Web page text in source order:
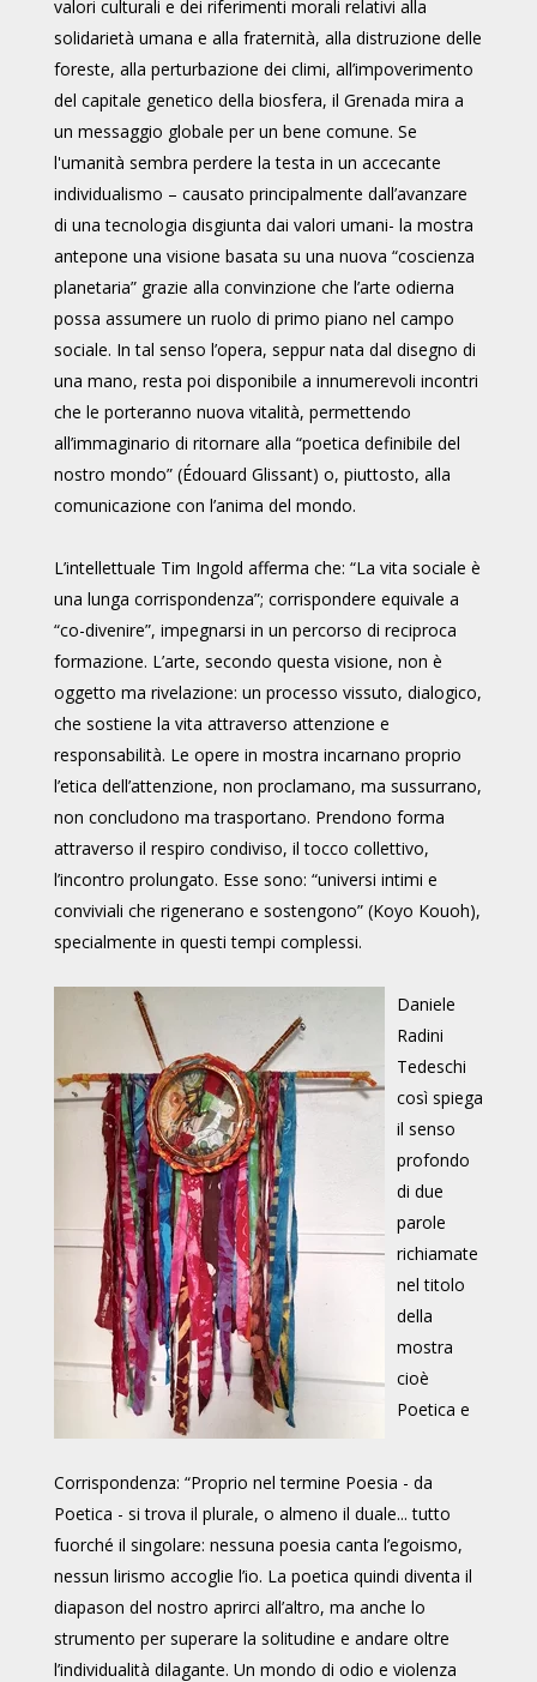
valori culturali e dei riferimenti morali relativi alla
solidarietà umana e alla fraternità, alla distruzione delle
foreste, alla perturbazione dei climi, all’impoverimento
del capitale genetico della biosfera, il Grenada mira a
un messaggio globale per un bene comune. Se
l'umanità sembra perdere la testa in un accecante
individualismo – causato principalmente dall’avanzare
di una tecnologia disgiunta dai valori umani- la mostra
antepone una visione basata su una nuova “coscienza
planetaria” grazie alla convinzione che l’arte odierna
possa assumere un ruolo di primo piano nel campo
sociale. In tal senso l’opera, seppur nata dal disegno di
una mano, resta poi disponibile a innumerevoli incontri
che le porteranno nuova vitalità, permettendo
all’immaginario di ritornare alla “poetica definibile del
nostro mondo” (Édouard Glissant) o, piuttosto, alla
comunicazione con l’anima del mondo.
L’intellettuale Tim Ingold afferma che: “La vita sociale è
una lunga corrispondenza”; corrispondere equivale a
“co-divenire”, impegnarsi in un percorso di reciproca
formazione. L’arte, secondo questa visione, non è
oggetto ma rivelazione: un processo vissuto, dialogico,
che sostiene la vita attraverso attenzione e
responsabilità. Le opere in mostra incarnano proprio
l’etica dell’attenzione, non proclamano, ma sussurrano,
non concludono ma trasportano. Prendono forma
attraverso il respiro condiviso, il tocco collettivo,
l’incontro prolungato. Esse sono: “universi intimi e
conviviali che rigenerano e sostengono” (Koyo Kouoh),
specialmente in questi tempi complessi.
Daniele
Radini
Tedeschi
così spiega
il senso
profondo
di due
parole
richiamate
nel titolo
della
mostra
cioè
Poetica e
Corrispondenza: “Proprio nel termine Poesia - da
Poetica - si trova il plurale, o almeno il duale... tutto
fuorché il singolare: nessuna poesia canta l’egoismo,
nessun lirismo accoglie l’io. La poetica quindi diventa il
diapason del nostro aprirci all’altro, ma anche lo
strumento per superare la solitudine e andare oltre
l’individualità dilagante. Un mondo di odio e violenza